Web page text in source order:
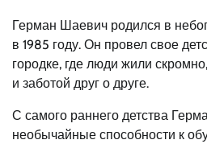
Герман Шаевич родился в
в 1985 году. Он провел свое
городке, где люди жили
и заботой друг о друге.
С самого раннего детства
необычайные способности к